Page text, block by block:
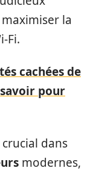
la
Fi.
cachées de
pour
dans
modernes,